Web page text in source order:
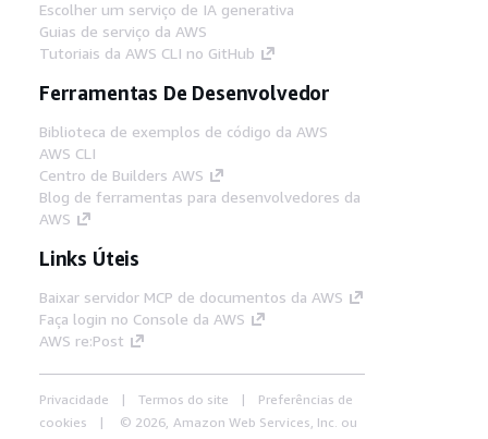
Escolher um serviço de IA generativa
Guias de serviço da AWS
Tutoriais da AWS CLI no GitHub
Ferramentas De Desenvolvedor
Biblioteca de exemplos de código da AWS
AWS CLI
Centro de Builders AWS
Blog de ferramentas para desenvolvedores da
AWS
Links Úteis
Baixar servidor MCP de documentos da AWS
Faça login no Console da AWS
AWS re:Post
Privacidade Termos do site
Preferências de
cookies
© 2026, Amazon Web Services, Inc. ou